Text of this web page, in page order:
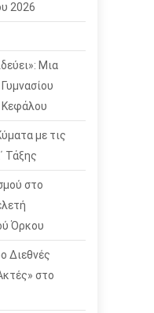
2026
Μια
Κεφάλου
με τις
Τάξης
στο
Όρκου
Διεθνές
στο